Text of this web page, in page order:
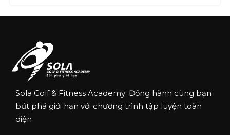
Sola Golf & Fitness Academy: Đồng hành cùng bạn
bứt phá giới hạn với chương trình tập luyện toàn
diện